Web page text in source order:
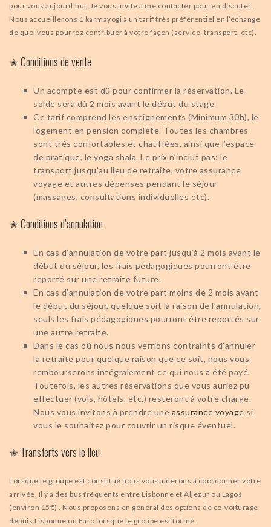
pour vous aujourd’hui. Je vous invite à me contacter pour en discuter.
Nous accueillerons 1 karmayogi à un tarif très préférentiel en l’échange
de quoi vous pourrez contribuer à votre façon (service, transport, etc).
✭ Conditions de vente
Un acompte est dû pour confirmer la réservation. Le
solde sera dû 2 mois avant le début du stage.
Ce tarif comprend les enseignements (Minimum 30h), le
logement en pension complète. Toutes les chambres
sont très confortables et chauffées, ainsi que l’espace
de pratique, le yoga shala. Le prix n’inclut pas: le
transport jusqu’au lieu de retraite, votre assurance
voyage et autres dépenses pendant le séjour
(massages, consultations individuelles etc).
✭ Conditions d’annulation
En cas d’annulation de votre part jusqu’à 2 mois avant le
début du séjour, les frais pédagogiques pourront être
reporté sur une retraite future.
En cas d’annulation de votre part moins de 2 mois avant
le début du séjour, quelque soit la raison de l’annulation,
seuls les frais pédagogiques pourront être reportés sur
une autre retraite.
Dans le cas où nous nous verrions contraints d’annuler
la retraite pour quelque raison que ce soit, nous vous
rembourserons intégralement ce qui nous a été payé.
Toutefois, les autres réservations que vous auriez pu
effectuer (vols, hôtels, etc.) resteront à votre charge.
Nous vous invitons à prendre une assurance voyage si
vous le souhaitez pour couvrir un risque éventuel.
✭ Transferts vers le lieu
Lorsque le groupe est constitué nous vous aiderons à coordonner votre
arrivée. Il y a des bus fréquents entre Lisbonne et Aljezur ou Lagos
(environ 15€) . Nous proposons en général des options de co-voiturage
depuis Lisbonne ou Faro lorsque le groupe est formé.